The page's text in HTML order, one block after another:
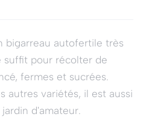
bigarreau autofertile très
suffit pour récolter de
fermes et sucrées.
autres variétés, il est aussi
d'amateur.